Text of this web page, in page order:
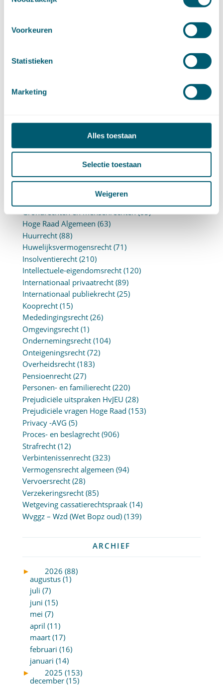
Voorkeuren
Statistieken
Marketing
Alles toestaan
Selectie toestaan
Weigeren
Cassatievlog #169 | Gezag van gewijsde in
aanbieder zijn niet nietig
Aanbestedingsrecht
Aansprakelijkheid en schadevergoeding
Bestuursrecht(1)
Bijzondere overeenkomsten(47)
Caribisch recht (Aruba, Curaçao en Sint Maarten,
BES)(71)
Europees recht(91)
Grondrechten en mensenrechten(65)
Hoge Raad Algemeen (63)
Huurrecht(88)
Huwelijksvermogensrecht(71)
Insolventierecht(210)
Intellectuele-eigendomsrecht(120)
Internationaal privaatrecht(89)
Internationaal publiekrecht(25)
Kooprecht(15)
Mededingingsrecht(26)
Omgevingsrecht(1)
Ondernemingsrecht(104)
Onteigeningsrecht(72)
Overheidsrecht(183)
Pensioenrecht(27)
Personen- en familierecht(220)
Prejudiciële uitspraken HvJEU (28)
Prejudiciële vragen Hoge Raad (153)
Privacy -AVG (5)
Proces- en beslagrecht(906)
Strafrecht(12)
Verbintenissenrecht(323)
Vermogensrecht algemeen (94)
Vervoersrecht(28)
Verzekeringsrecht(85)
Wetgeving cassatierechtspraak(14)
Wvggz – Wzd (Wet Bopz oud)(139)
ARCHIEF
►
2026 (88)
augustus (1)
juli (7)
juni (15)
mei (7)
april (11)
maart (17)
februari (16)
januari (14)
►
2025 (153)
december (15)